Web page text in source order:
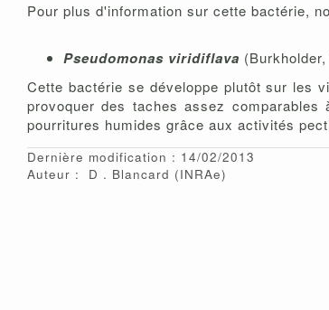
Pour plus d'information sur cette bactérie,
Pseudomonas viridiflava
Cette bactérie se développe plutôt sur les
provoquer des taches assez
pourritures humides grâce aux activités
Dernière modification : 14/02/2013
Auteur :
D Blancard (INRAe)